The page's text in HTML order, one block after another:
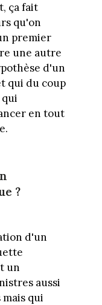
ça fait
qu'on
premier
une autre
d'un
qui du coup
en tout
?
d'un
un
aussi
qui